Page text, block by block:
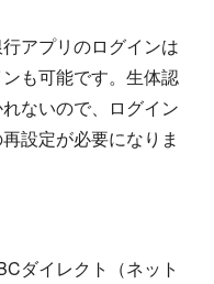
アプリのログインは
も可能です。生体認
ないので、ログイン
設定が必要になりま
ダイレクト（ネット